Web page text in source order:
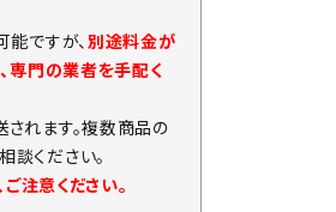
ですが、別途料金が
専門の業者を手配く
れます。複数商品の
ください。
注意ください。